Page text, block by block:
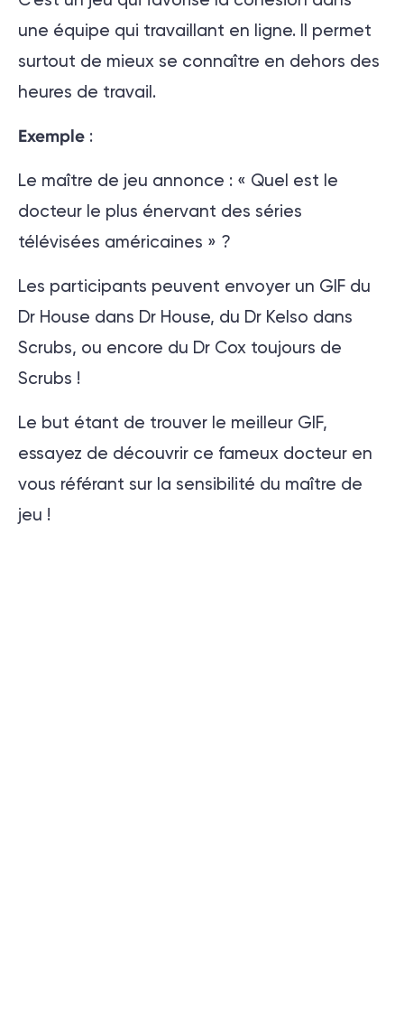
une équipe qui travaillant en ligne. Il permet
surtout de mieux se connaître en dehors des
heures de travail.
Exemple :
Le maître de jeu annonce : « Quel est le
docteur le plus énervant des séries
télévisées américaines » ?
Les participants peuvent envoyer un GIF du
Dr House dans Dr House, du Dr Kelso dans
Scrubs, ou encore du Dr Cox toujours de
Scrubs !
Le but étant de trouver le meilleur GIF,
essayez de découvrir ce fameux docteur en
vous référant sur la sensibilité du maître de
jeu !